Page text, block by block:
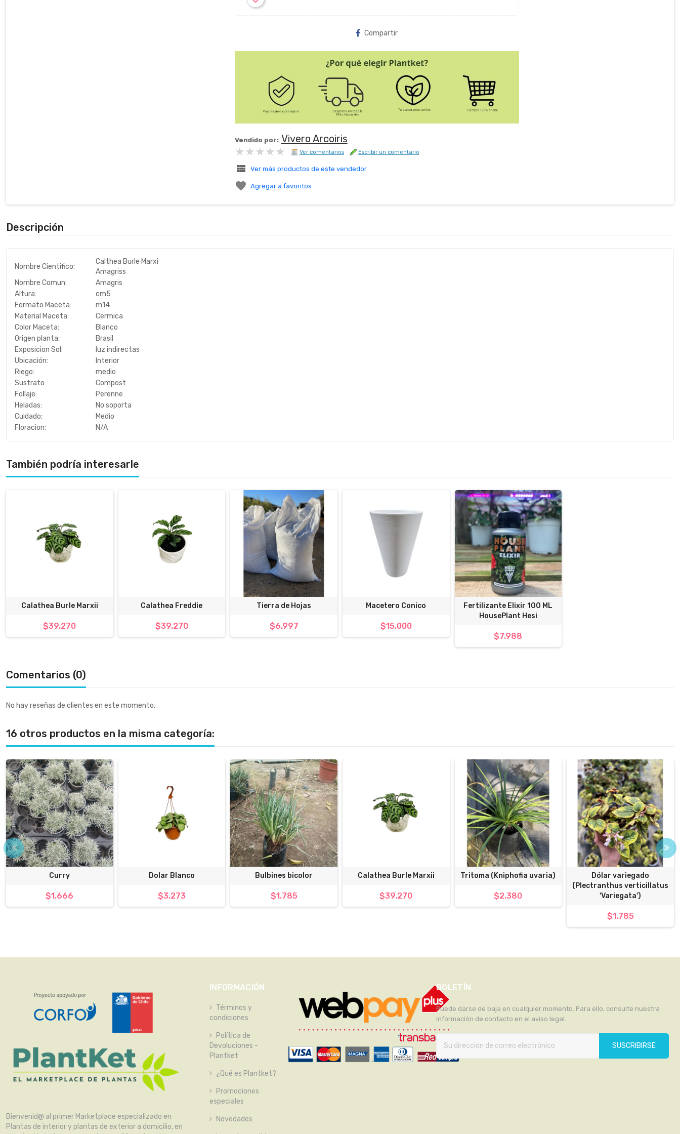
Compartir
Vendido por: Vivero Arcoiris
★★★★★
★★★★★ Ver comentarios Escribir un comentario
view_list Ver más productos de este vendedor
 Agregar a favoritos
Descripción
Nombre Cientifico:
Calthea Burle Marxi
Amagriss
Nombre Comun:
Amagris
Altura:
cm5
Formato Maceta:
m14
Material Maceta:
Cermica
Color Maceta:
Blanco
Origen planta:
Brasil
Exposicion Sol:
luz indirectas
Ubicación:
Interior
Riego:
medio
Sustrato:
Compost
Follaje:
Perenne
Heladas:
No soporta
Cuidado:
Medio
Floracion:
N/A
También podría interesarle
Calathea Burle Marxii
$39.270
Calathea Freddie
$39.270
Tierra de Hojas
$6.997
Macetero Conico
$15.000
Fertilizante Elixir 100 ML
HousePlant Hesi
$7.988
Comentarios (0)
No hay reseñas de clientes en este momento.
16 otros productos en la misma categoría:
Curry
$1.666
Dolar Blanco
$3.273
Bulbines bicolor
$1.785
Calathea Burle Marxii
$39.270
Tritoma (Kniphofia uvaria)
$2.380
Dólar variegado
(Plectranthus verticillatus
'Variegata')
$1.785
Bienvenid@ al primer Marketplace especializado en
Plantas de interior y plantas de exterior a domicilio, en
INFORMACIÓN
Términos y
condiciones
Política de
Devoluciones -
Plantket
¿Qué es Plantket?
Promociones
especiales
Novedades
BOLETÍN
Puede darse de baja en cualquier momento. Para ello, consulte nuestra
información de contacto en el aviso legal.
SUSCRIBIRSE